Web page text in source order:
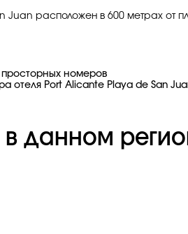
Juan расположен в 600 метрах от
номеров
отеля Port Alicante Playa de San
в данном